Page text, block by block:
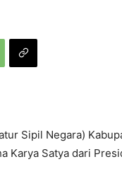
Sipil Negara)
Karya Satya dari